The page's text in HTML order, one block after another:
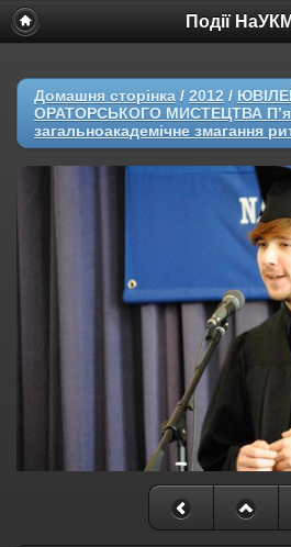
Події
Домашня сторінка / 2012 /
ОРАТОРСЬКОГО МИСТЕЦТВА
загальноакадемічне змагання